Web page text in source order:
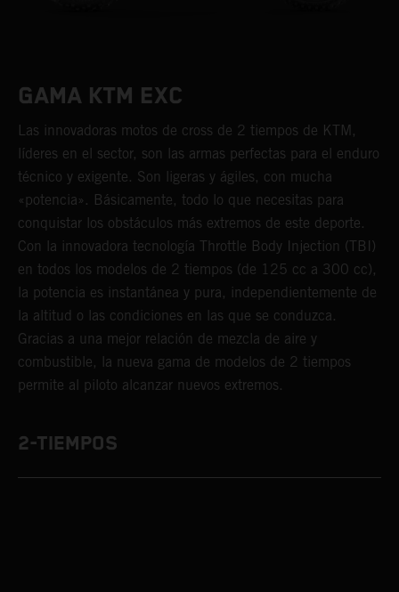
GAMA KTM EXC
Las innovadoras motos de cross de 2 tiempos de KTM,
líderes en el sector, son las armas perfectas para el enduro
técnico y exigente. Son ligeras y ágiles, con mucha
«potencia». Básicamente, todo lo que necesitas para
conquistar los obstáculos más extremos de este deporte.
Con la innovadora tecnología Throttle Body Injection (TBI)
en todos los modelos de 2 tiempos (de 125 cc a 300 cc),
la potencia es instantánea y pura, independientemente de
la altitud o las condiciones en las que se conduzca.
Gracias a una mejor relación de mezcla de aire y
combustible, la nueva gama de modelos de 2 tiempos
permite al piloto alcanzar nuevos extremos.
2-TIEMPOS